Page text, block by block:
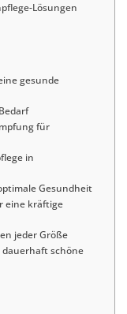
Lösungen
gesunde
für
in
Gesundheit
eine kräftige
jeder Größe
schöne